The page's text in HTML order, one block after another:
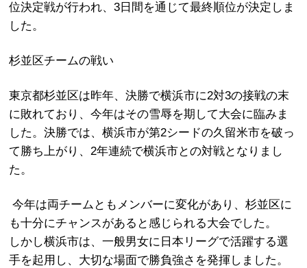
位決定戦が行われ、3日間を通じて最終順位が決定しま
した。
杉並区チームの戦い
東京都杉並区は昨年、決勝で横浜市に2対3の接戦の末
に敗れており、今年はその雪辱を期して大会に臨みま
した。決勝では、横浜市が第2シードの久留米市を破っ
て勝ち上がり、2年連続で横浜市との対戦となりまし
た。
今年は両チームともメンバーに変化があり、杉並区に
も十分にチャンスがあると感じられる大会でした。
しかし横浜市は、一般男女に日本リーグで活躍する選
手を起用し、大切な場面で勝負強さを発揮しました。